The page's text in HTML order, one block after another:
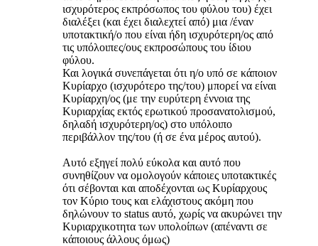
ισχυρότερος εκπρόσωπος του φύλου του) έχει
διαλέξει (και έχει διαλεχτεί από) μια /έναν
υποτακτική/ο που είναι ήδη ισχυρότερη/ος από
τις υπόλοιπες/ους εκπροσώπους του ίδιου
φύλου.
Και λογικά συνεπάγεται ότι η/ο υπό σε κάποιον
Κυρίαρχο (ισχυρότερο της/του) μπορεί να είναι
Κυρίαρχη/ος (με την ευρύτερη έννοια της
Κυριαρχίας εκτός ερωτικού προσανατολισμού,
δηλαδή ισχυρότερη/ος) στο υπόλοιπο
περιβάλλον της/του (ή σε ένα μέρος αυτού).
Αυτό εξηγεί πολύ εύκολα και αυτό που
συνηθίζουν να ομολογούν κάποιες υποτακτικές
ότι σέβονται και αποδέχονται ως Κυρίαρχους
τον Κύριο τους και ελάχιστους ακόμη που
δηλώνουν το status αυτό, χωρίς να ακυρώνει την
Κυριαρχικοτητα των υπολοίπων (απέναντι σε
κάποιους άλλους όμως)